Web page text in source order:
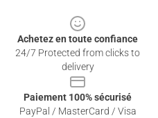
Achetez en toute confiance
24/7 Protected from clicks to
delivery
Paiement 100% sécurisé
PayPal / MasterCard / Visa